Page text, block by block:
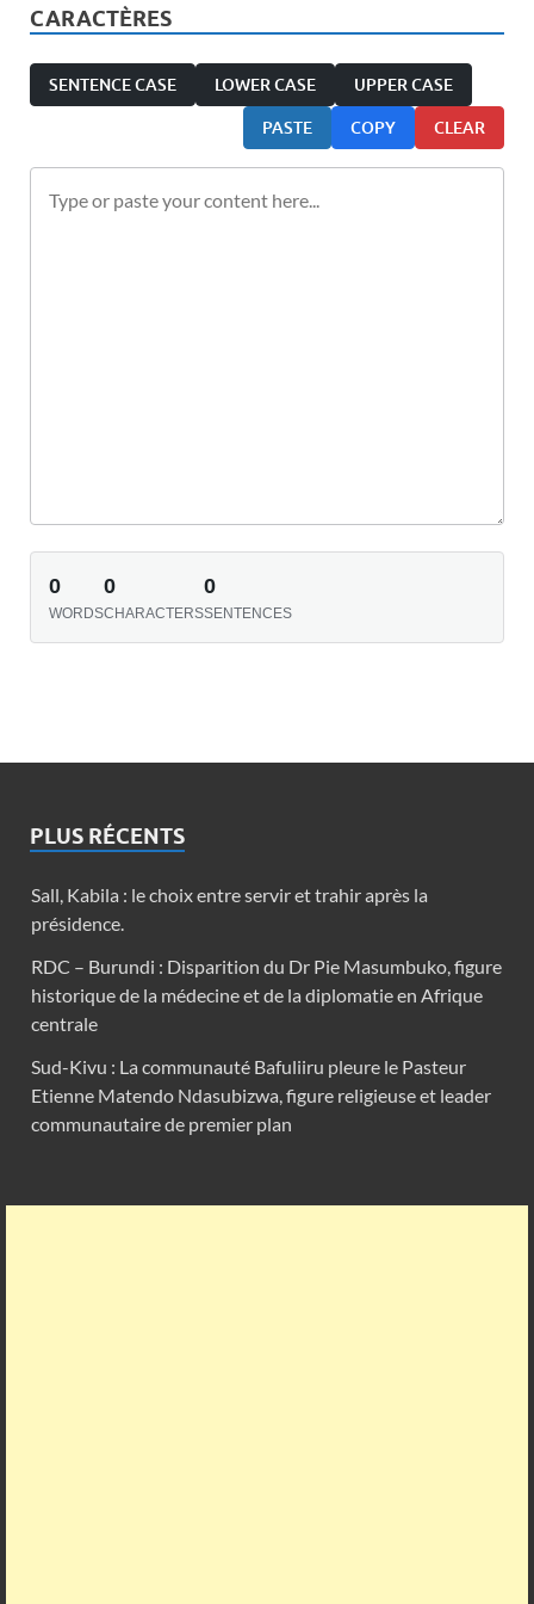
CARACTÈRES
SENTENCE CASE LOWER CASE UPPER CASE
PASTE COPY CLEAR
0
WORDS
0
CHARACTERS
0
SENTENCES
PLUS RÉCENTS
Sall, Kabila : le choix entre servir et trahir après la
présidence.
RDC – Burundi : Disparition du Dr Pie Masumbuko, figure
historique de la médecine et de la diplomatie en Afrique
centrale
Sud-Kivu : La communauté Bafuliiru pleure le Pasteur
Etienne Matendo Ndasubizwa, figure religieuse et leader
communautaire de premier plan